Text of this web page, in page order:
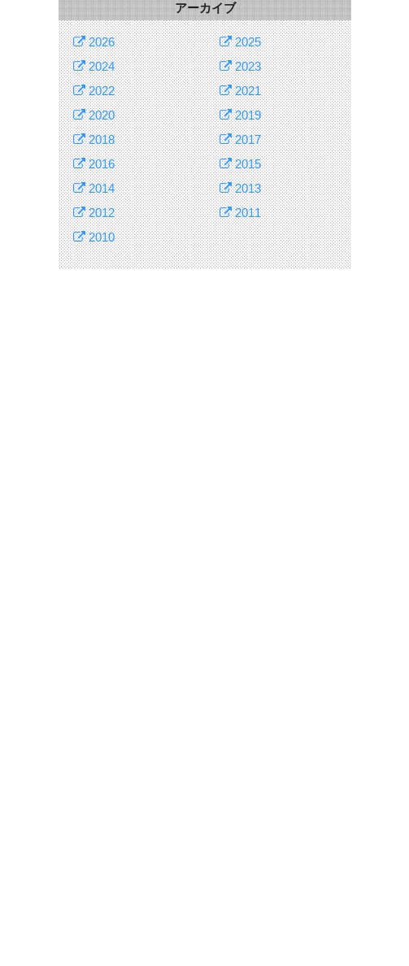
アーカイブ
2026
2025
2024
2023
2022
2021
2020
2019
2018
2017
2016
2015
2014
2013
2012
2011
2010